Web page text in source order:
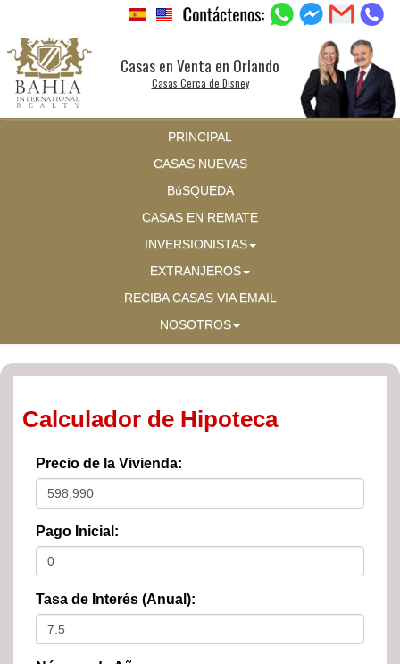
Casas en Venta en Orlando
Casas Cerca de Disney
PRINCIPAL
CASAS NUEVAS
BúSQUEDA
CASAS EN REMATE
INVERSIONISTAS
EXTRANJEROS
RECIBA CASAS VIA EMAIL
NOSOTROS
Calculador de Hipoteca
Precio de la Vivienda:
Pago Inicial:
Tasa de Interés (Anual):